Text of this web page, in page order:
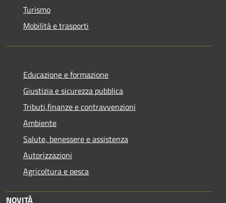
Turismo
Mobilità e trasporti
Educazione e formazione
Giustizia e sicurezza pubblica
Tributi,finanze e contravvenzioni
Ambiente
Salute, benessere e assistenza
Autorizzazioni
Agricoltura e pesca
NOVITÀ